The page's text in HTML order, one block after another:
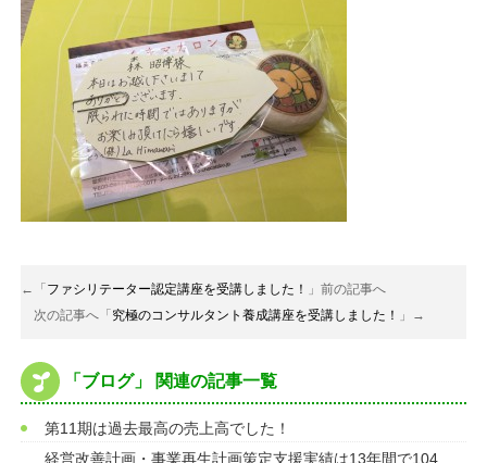
←「 ファシリテーター認定講座を受講しました！
」前の記事へ
次の記事へ「 究極のコンサルタント養成講座を受講しました！ 」→
「ブログ」 関連の記事一覧
第11期は過去最高の売上高でした！
経営改善計画・事業再生計画策定支援実績は13年間で104